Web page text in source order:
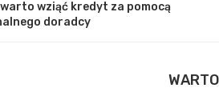
warto wziąć kredyt za pomocą
doradcy